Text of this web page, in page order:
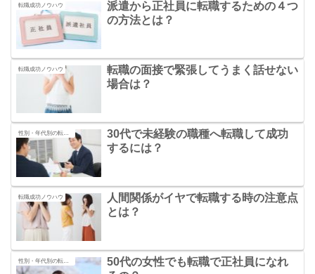
転職成功ノウハウ
派遣から正社員に転職するための４つ
の方法とは？
転職成功ノウハウ
転職の面接で緊張してうまく話せない
場合は？
30代で未経験の職種へ転職して成功
するには？
転職成功ノウハウ
人間関係がイヤで転職する時の注意点
とは？
50代の女性でも転職で正社員になれ